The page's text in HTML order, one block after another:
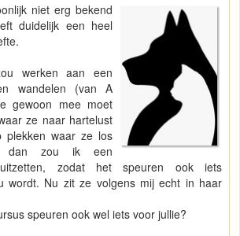
niet erg bekend
duidelijk een heel
werken aan een
wandelen (van A
gewoon mee moet
ze naar hartelust
plekken waar ze los
dan zou ik een
uitzetten, zodat het speuren ook iets
wordt. Nu zit ze volgens mij echt in haar
speuren ook wel iets voor jullie?